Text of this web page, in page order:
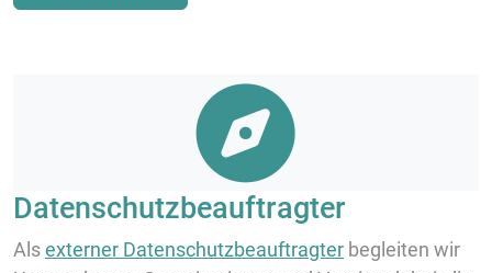
Datenschutzbeauftragter
Alsexterner Datenschutzbeauftragter begleiten wir